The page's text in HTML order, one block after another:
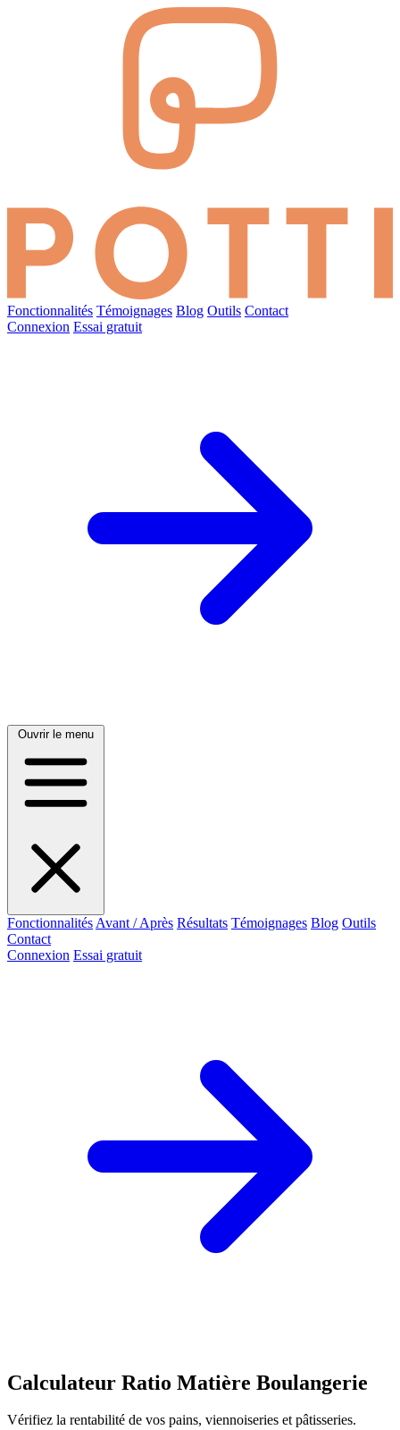
Fonctionnalités Témoignages Blog Outils Contact
Connexion Essai gratuit
Ouvrir le menu
Fonctionnalités Avant / Après Résultats Témoignages Blog Outils
Contact
Connexion Essai gratuit
Calculateur Ratio Matière Boulangerie
Vérifiez la rentabilité de vos pains, viennoiseries et pâtisseries.